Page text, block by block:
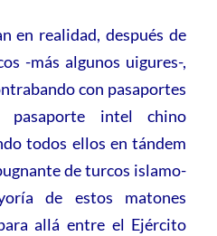
en realidad, después de
-más algunos uigures-,
con pasaportes
intel chino
todos ellos en tándem
de turcos islamo-
de estos matones
allá entre el Ejército